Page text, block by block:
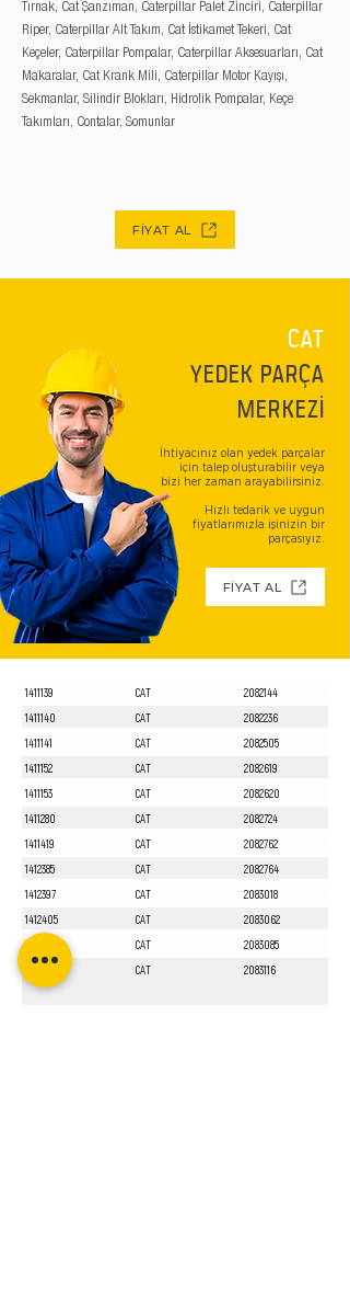
Tırnak, Cat Şanzıman, Caterpillar Palet Zinciri, Caterpillar
Riper, Caterpillar Alt Takım, Cat İstikamet Tekeri, Cat
Keçeler, Caterpillar Pompalar, Caterpillar Aksesuarları, Cat
Makaralar, Cat Krank Mili, Caterpillar Motor Kayışı,
Sekmanlar, Silindir Blokları, Hidrolik Pompalar, Keçe
Takımları, Contalar, Somunlar
FİYAT AL
CAT
YEDEK PARÇA
MERKEZİ
İhtiyacınız olan yedek parçalar
için talep oluşturabilir veya
bizi her zaman arayabilirsiniz.
Hızlı tedarik ve uygun
fiyatlarımızla işinizin bir
parçasıyız.
FİYAT AL
1411139 CAT
2082144
1411140
CAT
2082236
1411141
CAT
2082505
1411152
CAT
2082619
1411153
CAT
2082620
1411280
CAT
2082724
1411419
CAT
2082762
1412385
CAT
2082764
1412397
CAT
2083018
1412405
CAT
2083062
1412551
CAT
2083085
CAT 2083116